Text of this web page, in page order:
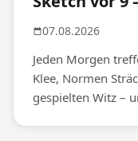
07.08.2026
Jeden Morgen
Klee, Normen
gespielten Witz –